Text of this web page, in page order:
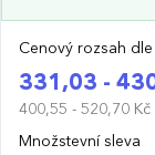
Cenový rozsah
331,03 -
400,55 - 520,70 Kč
Množstevní sleva